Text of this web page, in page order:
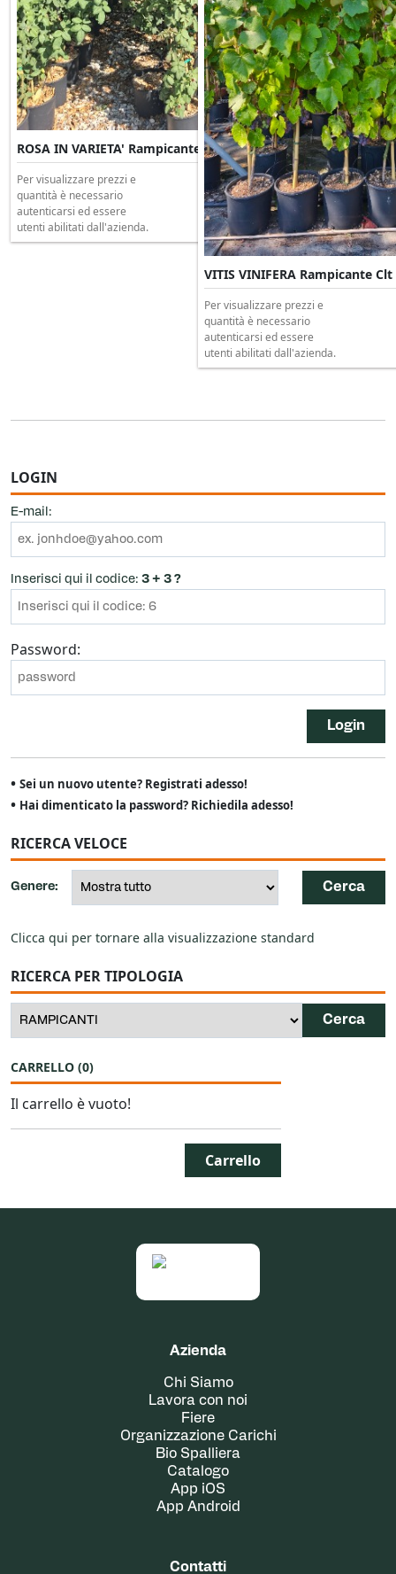
ROSA IN VARIETA' Rampicante Clt 5 H.180/200
Per visualizzare prezzi e
quantità è necessario
autenticarsi ed essere
utenti abilitati dall'azienda.
VITIS VINIFERA Rampicante
Per visualizzare prezzi e
quantità è necessario
autenticarsi ed essere
utenti abilitati dall'azienda.
LOGIN
E-mail:
Inserisci qui il codice: 3 + 3 ?
Password:
Login
• Sei un nuovo utente? Registrati adesso!
• Hai dimenticato la password? Richiedila adesso!
RICERCA VELOCE
Genere:
Clicca qui per tornare alla visualizzazione standard
RICERCA PER TIPOLOGIA
CARRELLO (0)
Il carrello è vuoto!
Carrello
Azienda
Chi Siamo
Lavora con noi
Fiere
Organizzazione Carichi
Bio Spalliera
Catalogo
App iOS
App Android
Contatti